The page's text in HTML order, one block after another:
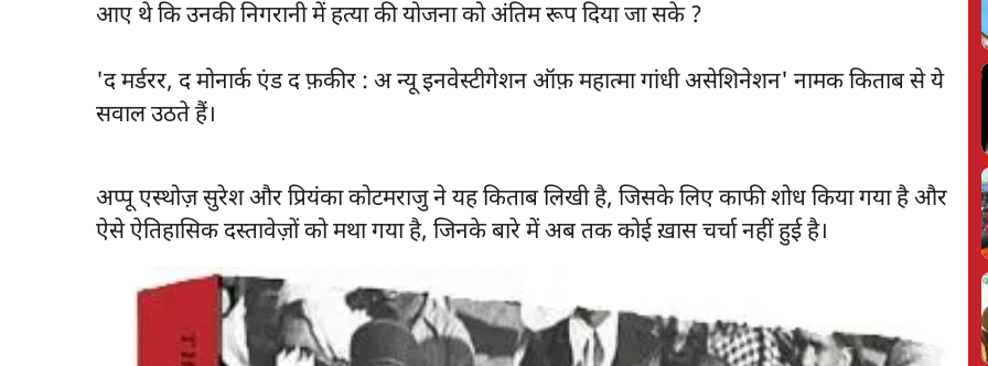
आए थे कि उनकी निगरानी में हत्या की योजना को अंतिम रूप दिया जा सके ?
'द मर्डरर, द मोनार्क एंड द फ़कीर : अ न्यू इनवेस्टीगेशन ऑफ़ महात्मा गांधी असेशिनेशन' नामक किताब से ये
सवाल उठते हैं।
अप्पू एस्थोज़ सुरेश और प्रियंका कोटमराजु ने यह किताब लिखी है, जिसके लिए काफी शोध किया गया है और
ऐसे ऐतिहासिक दस्तावेज़ों को मथा गया है, जिनके बारे में अब तक कोई ख़ास चर्चा नहीं हुई है।